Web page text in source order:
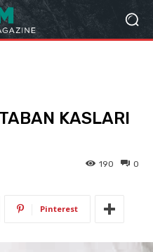
KASLARI
0
190
Pinterest